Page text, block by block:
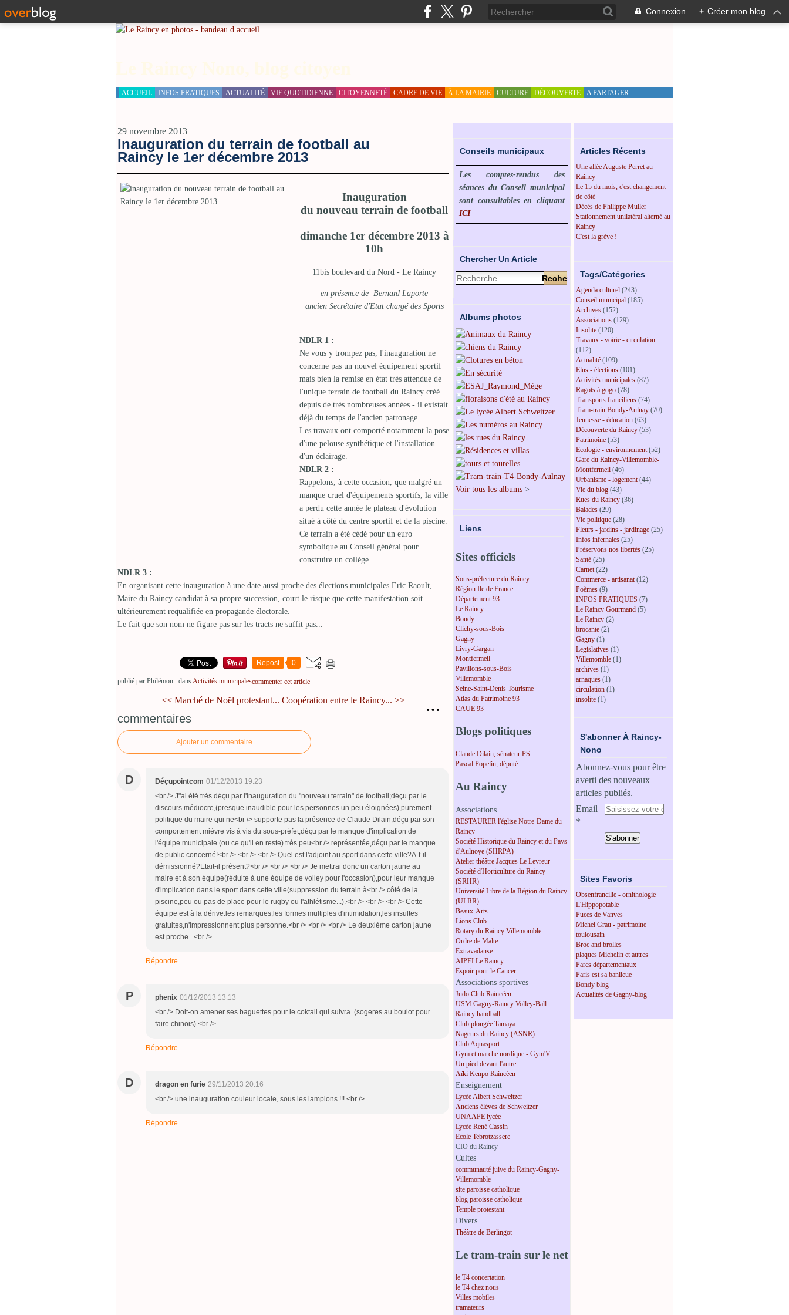
Connexion + Créer mon blog
ACCUEIL INFOS PRATIQUES ACTUALITÉ VIE QUOTIDIENNE CITOYENNETÉ CADRE DE VIE À LA MAIRIE CULTURE DÉCOUVERTE A PARTAGER
29 novembre 2013
Inauguration du terrain de football au
Raincy le 1er décembre 2013
Inauguration
du nouveau terrain de football
dimanche 1er décembre 2013 à
10h
11bis boulevard du Nord - Le Raincy
en présence de Bernard Laporte
ancien Secrétaire d'Etat chargé des Sports
NDLR 1 :
Ne vous y trompez pas, l'inauguration ne
concerne pas un nouvel équipement sportif
mais bien la remise en état très attendue de
l'unique terrain de football du Raincy créé
depuis de très nombreuses années - il existait
déjà du temps de l'ancien patronage.
Les travaux ont comporté notamment la pose
d'une pelouse synthétique et l'installation
d'un éclairage.
NDLR 2 :
Rappelons, à cette occasion, que malgré un
manque cruel d'équipements sportifs, la ville
a perdu cette année le plateau d'évolution
situé à côté du centre sportif et de la piscine.
Ce terrain a été cédé pour un euro
symbolique au Conseil général pour
construire un collège.
NDLR 3 :
En organisant cette inauguration à une date aussi proche des élections municipales Eric Raoult,
Maire du Raincy candidat à sa propre succession, court le risque que cette manifestation soit
ultérieurement requalifiée en propagande électorale.
Le fait que son nom ne figure pas sur les tracts ne suffit pas...
Repost 0
publié par Philémon- dansActivités municipalescommenter cet article
…
<< Marché de Noël protestant... Coopération entre le Raincy... >>
commentaires
Ajouter un commentaire
D Déçupointcom 01/12/2013 19:23
<br /> J"ai été très déçu par l'inauguration du "nouveau terrain" de football;déçu par le
discours médiocre,(presque inaudible pour les personnes un peu éloignées),purement
politique du maire qui ne<br /> supporte pas la présence de Claude Dilain,déçu par son
comportement mièvre vis à vis du sous-préfet,déçu par le manque d'implication de
l'équipe municipale (ou ce qu'il en reste) très peu<br /> représentée,déçu par le manque
de public concerné!<br /> <br /> <br /> Quel est l'adjoint au sport dans cette ville?A-t-il
démissionné?Etait-il présent?<br /> <br /> <br /> Je mettrai donc un carton jaune au
maire et à son équipe(réduite à une équipe de volley pour l'occasion),pour leur manque
d'implication dans le sport dans cette ville(suppression du terrain à<br /> côté de la
piscine,peu ou pas de place pour le rugby ou l'athlétisme...).<br /> <br /> <br /> Cette
équipe est à la dérive:les remarques,les formes multiples d'intimidation,les insultes
gratuites,n'impressionnent plus personne.<br /> <br /> <br /> Le deuxième carton jaune
est proche...<br />
Répondre
P phenix 01/12/2013 13:13
<br /> Doit-on amener ses baguettes pour le coktail qui suivra (sogeres au boulot pour
faire chinois) <br />
Répondre
D dragon en furie 29/11/2013 20:16
<br /> une inauguration couleur locale, sous les lampions !!! <br />
Répondre
Conseils municipaux
Les comptes-rendus des
séances du Conseil municipal
sont consultables en cliquant
ICI
Chercher Un Article
Albums photos
Voir tous les albums >
Liens
Sites officiels
Sous-préfecture du Raincy
Région Ile de France
Département 93
Le Raincy
Bondy
Clichy-sous-Bois
Gagny
Livry-Gargan
Montfermeil
Pavillons-sous-Bois
Villemomble
Seine-Saint-Denis Tourisme
Atlas du Patrimoine 93
CAUE 93
Blogs politiques
Claude Dilain, sénateur PS
Pascal Popelin, député
Au Raincy
Associations
RESTAURER l'église Notre-Dame du
Raincy
Société Historique du Raincy et du Pays
d'Aulnoye (SHRPA)
Atelier théâtre Jacques Le Levreur
Société d'Horticulture du Raincy
(SRHR)
Université Libre de la Région du Raincy
(ULRR)
Beaux-Arts
Lions Club
Rotary du Raincy Villemomble
Ordre de Malte
Extravadanse
AIPEI Le Raincy
Espoir pour le Cancer
Associations sportives
Judo Club Raincéen
USM Gagny-Raincy Volley-Ball
Raincy handball
Club plongée Tamaya
Nageurs du Raincy (ASNR)
Club Aquasport
Gym et marche nordique - Gym'V
Un pied devant l'autre
Aïki Kenpo Raincéen
Enseignement
Lycée Albert Schweitzer
Anciens élèves de Schweitzer
UNAAPE lycée
Lycée René Cassin
Ecole Tebrotzassere
CIO du Raincy
Cultes
communauté juive du Raincy-Gagny-
Villemomble
site paroisse catholique
blog paroisse catholique
Temple protestant
Divers
Théâtre de Berlingot
Le tram-train sur le net
le T4 concertation
le T4 chez nous
Villes mobiles
tramateurs
Articles Récents
Une allée Auguste Perret au
Raincy
Le 15 du mois, c'est changement
de côté
Décès de Philippe Muller
Stationnement unilatéral alterné au
Raincy
C'est la grève !
Tags/Catégories
Agenda culturel (243)
Conseil municipal (185)
Archives (152)
Associations (129)
Insolite (120)
Travaux - voirie - circulation
(112)
Actualité (109)
Elus - élections (101)
Activités municipales (87)
Ragots à gogo (78)
Transports franciliens (74)
Tram-train Bondy-Aulnay (70)
Jeunesse - éducation (63)
Découverte du Raincy (53)
Patrimoine (53)
Ecologie - environnement(52)
Gare du Raincy-Villemomble-
Montfermeil (46)
Urbanisme - logement(44)
Vie du blog (43)
Rues du Raincy (36)
Balades (29)
Vie politique (28)
Fleurs - jardins - jardinage (25)
Infos infernales (25)
Préservons nos libertés (25)
Santé (25)
Carnet(22)
Commerce - artisanat(12)
Poèmes (9)
INFOS PRATIQUES (7)
Le Raincy Gourmand (5)
Le Raincy (2)
brocante (2)
Gagny (1)
Legislatives (1)
Villemomble (1)
archives (1)
arnaques (1)
circulation (1)
insolite (1)
S'abonner À Raincy-
Nono
Abonnez-vous pour être
averti des nouveaux
articles publiés.
Email
Sites Favoris
Obsenfrancilie - ornithologie
L'Hippopotable
Puces de Vanves
Michel Grau - patrimoine
toulousain
Broc and brolles
plaques Michelin et autres
Parcs départementaux
Paris est sa banlieue
Bondy blog
Actualités de Gagny-blog